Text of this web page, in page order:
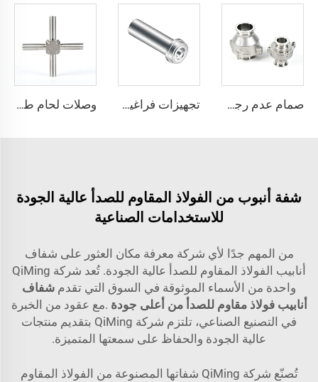
صمام عدم رجوع KF من الفولاذ المقاوم للصدأ SS304/SS316، أحادي الاتجاه NW16-50، صمام فراغ غير عائد KF16-KF50، من الفولاذ المقاوم للصدأ مع لوحة PTFE، تشغيل يدوي بدون ضغط للغاز تجهيزات فراغية من الفولاذ المقاوم للصدأ SS316L بنقاء عالي جدًا وتدفق عالٍ وغدة طويلة، تجهيزات QCR BA/EP وصلات لحام طويلة فائقة النقاء من الفولاذ المقاوم للصدأ SS316L، وصلات لحام على شكل صليب لتطبيقات فائقة النقاء، وصلات لحام طويلة من الفولاذ المقاوم للصدأ فائقة النقاء، أنبوب فائق النقاء
شفة أنبوب من الفولاذ المقاوم للصدأ عالية الجودة
للاستخدامات الصناعية
من المهم جدًا لأي شركة معرفة مكان العثور على شفاف
أنابيب الفولاذ المقاوم للصدأ عالية الجودة. تُعد شركة QiMing
واحدة من الأسماء الموثوقة في السوق التي تقدم شفاف
أنابيب فولاذ مقاوم للصدأ من أعلى جودة .مع عقود من الخبرة
في التصنيع الصناعي، تلتزم شركة QiMing بتقديم منتجات
عالية الجودة والحفاظ على سمعتها المتميزة.
تُصنّع شركة QiMing شفاتها المصنوعة من الفولاذ المقاوم